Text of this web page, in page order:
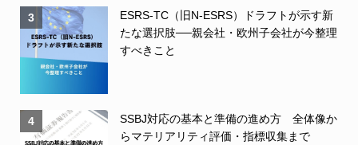
3
ESRS-TC（旧N-ESRS）ドラフトが示す新
たな選択肢──親会社・欧州子会社が今整理
すべきこと
4
SSBJ対応の基本と準備の進め方 全体像か
らマテリアリティ評価・指標収集まで